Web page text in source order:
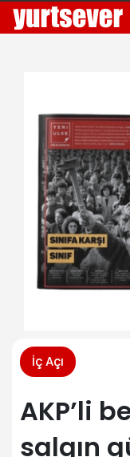
İç Açı
AKP’li
salgın